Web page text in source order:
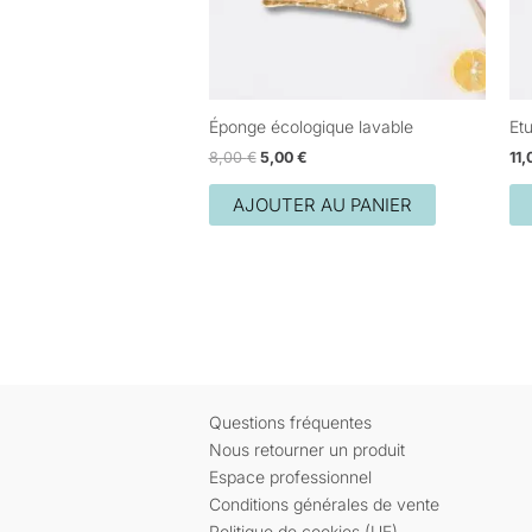
Éponge écologique lavable
8,00€ 5,00 €
AJOUTER AU PANIER
Questions fréquentes
Nous retourner un produit
Espace professionnel
Conditions générales de vente